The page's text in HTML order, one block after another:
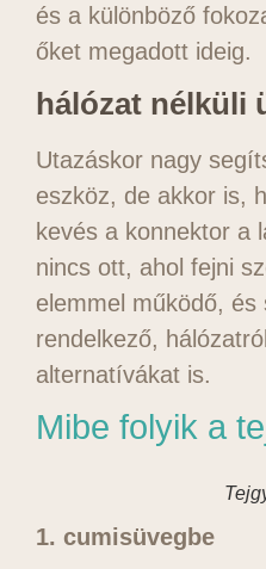
és a különböző
őket megadott ideig.
hálózat nélküli
Utazáskor nagy
eszköz, de akkor is,
kevés a konnektor a
nincs ott, ahol fejni
elemmel működő, és
rendelkező,
alternatívákat is.
Mibe folyik a
1. cumisüvegbe